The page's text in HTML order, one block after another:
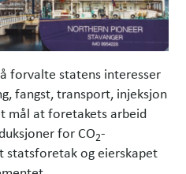
forvalte statens interesser
fangst, transport, injeksjon
mål at foretakets arbeid
for CO2-
statsforetak og eierskapet